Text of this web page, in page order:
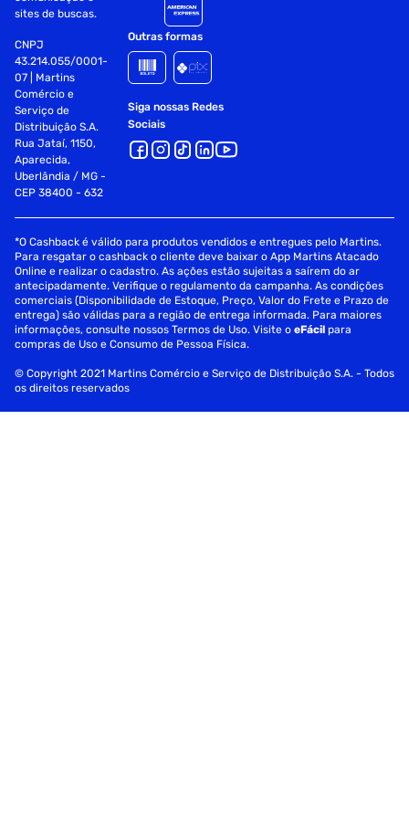
sites de buscas.
CNPJ
43.214.055/0001-
07 | Martins
Comércio e
Serviço de
Distribuição S.A.
Rua Jataí, 1150,
Aparecida,
Uberlândia / MG -
CEP 38400 - 632
Outras formas
Siga nossas Redes
Sociais
*O Cashback é válido para produtos vendidos e entregues pelo Martins.
Para resgatar o cashback o cliente deve baixar o App Martins Atacado
Online e realizar o cadastro. As ações estão sujeitas a saírem do ar
antecipadamente. Verifique o regulamento da campanha. As condições
comerciais (Disponibilidade de Estoque, Preço, Valor do Frete e Prazo de
entrega) são válidas para a região de entrega informada. Para maiores
informações, consulte nossos Termos de Uso. Visite oeFácil para
compras de Uso e Consumo de Pessoa Física.
© Copyright 2021 Martins Comércio e Serviço de Distribuição S.A. - Todos
os direitos reservados